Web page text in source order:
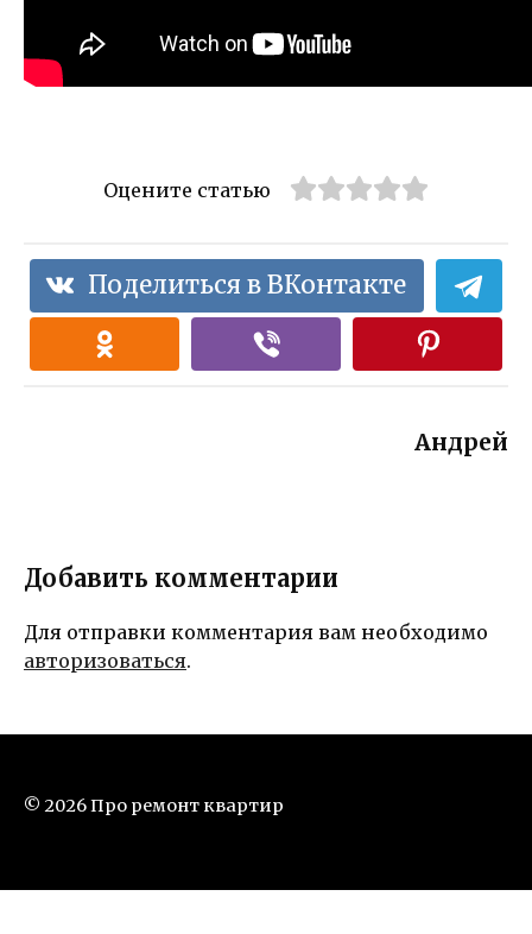
Оцените статью
Поделиться в ВКонтакте
Андрей
Добавить комментарии
Для отправки комментария вам необходимо
авторизоваться.
© 2026 Про ремонт квартир